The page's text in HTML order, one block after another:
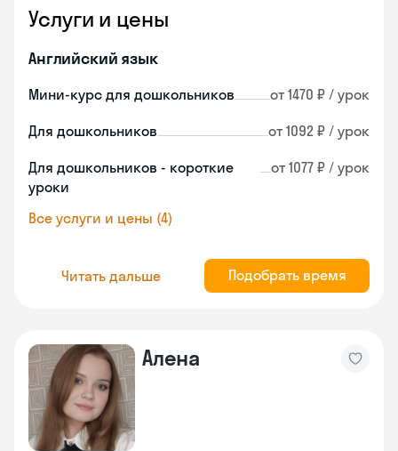
Услуги и цены
Английский язык
Мини-курс для дошкольников от 1470 ₽ / урок
Для дошкольников от 1092 ₽ / урок
Для дошкольников - короткие
уроки
от 1077 ₽ / урок
Все услуги и цены (4)
Читать дальше Подобрать время
Алена